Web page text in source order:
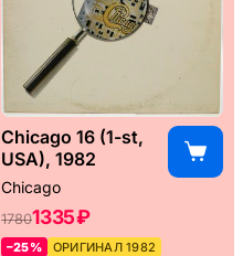
Chicago 16 (1-st,
USA), 1982
Chicago
17801335 ₽
–25% ОРИГИНАЛ 1982